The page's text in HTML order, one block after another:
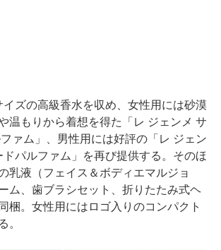
ズの高級香水を収め、女性用には砂漠
温もりから着想を得た「レ ジェンメ サ
ァム」、男性用には好評の「レ ジェン
ドパルファム」を再び提供する。そのほ
乳液（フェイス＆ボディエマルジョ
ム、歯ブラシセット、折りたたみ式ヘ
梱。女性用にはロゴ入りのコンパクト
。